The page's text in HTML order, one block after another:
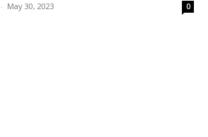
- May 30, 2023 0